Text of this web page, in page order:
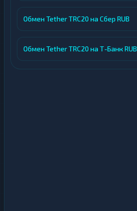
Обмен Tether TRC20 на Сбер RUB
Обмен Tether TRC20 на Т-Банк RUB